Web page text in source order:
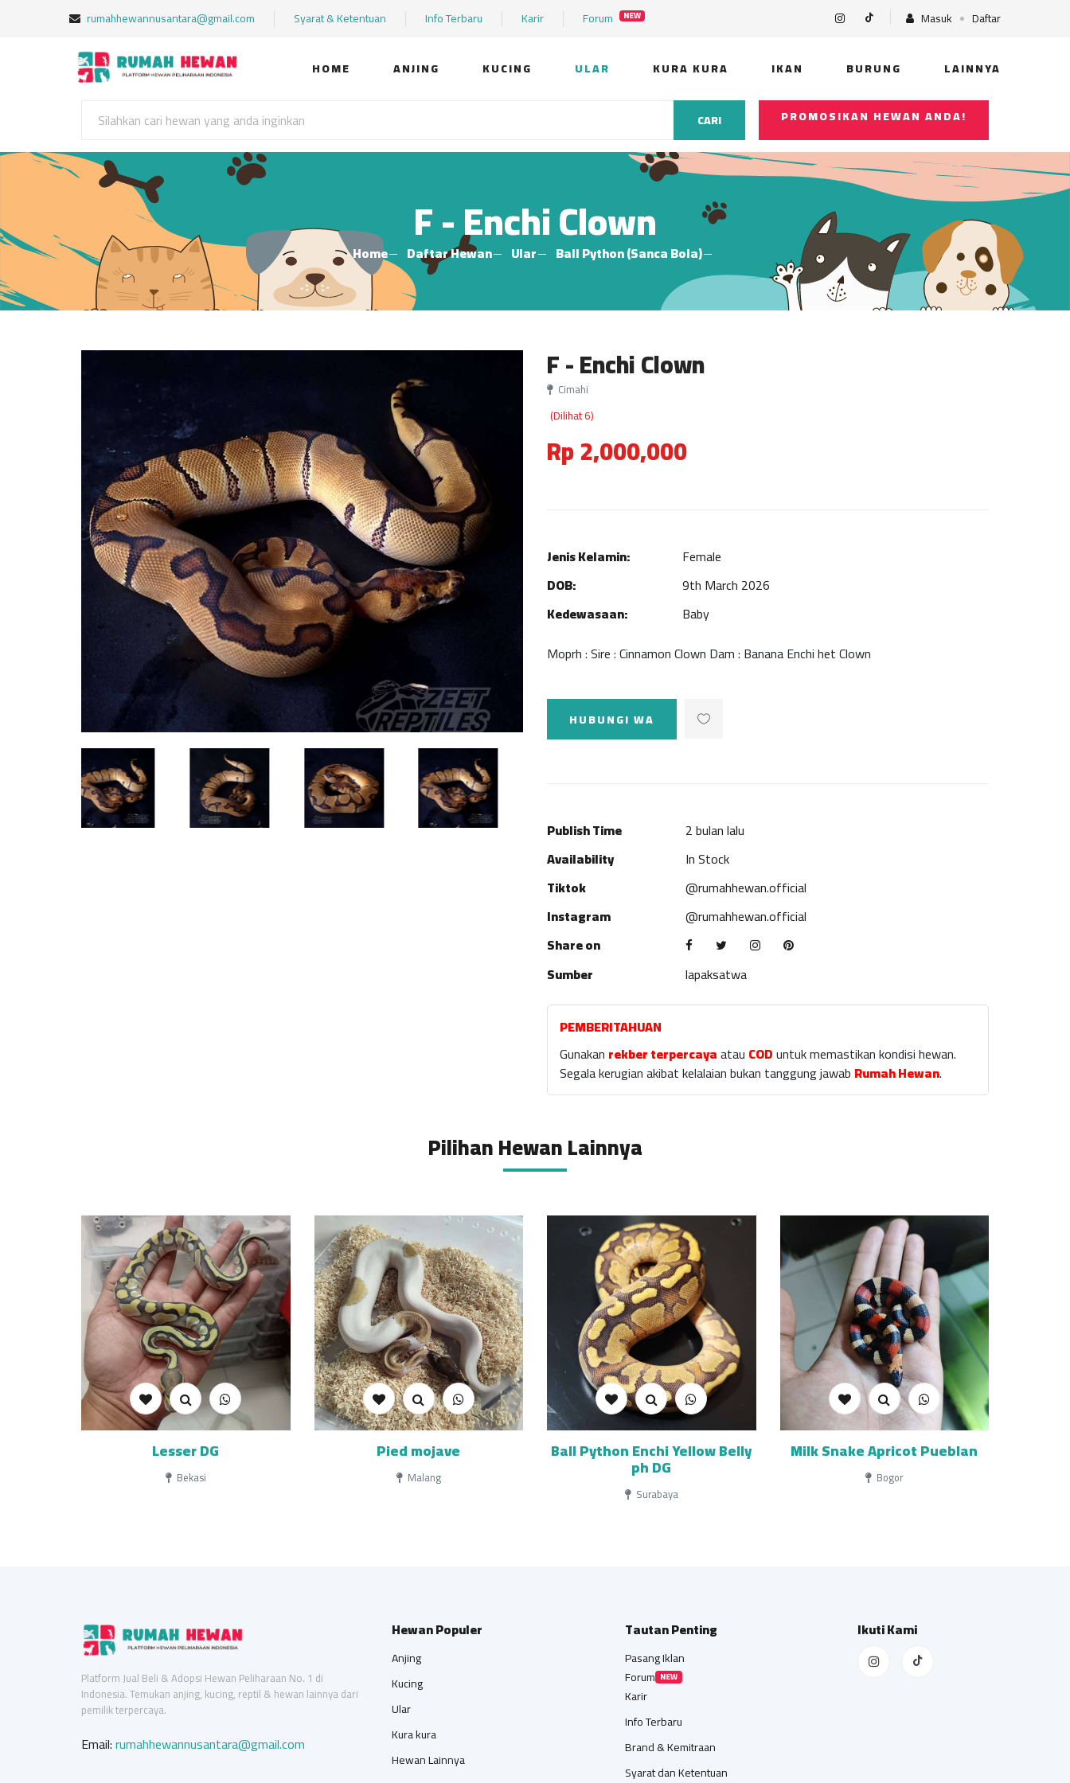
rumahhewannusantara@gmail.com Syarat & Ketentuan Info Terbaru Karir Forum NEW Masuk Daftar
HOME ANJING KUCING ULAR KURA KURA IKAN BURUNG LAINNYA
CARI PROMOSIKAN HEWAN ANDA!
F - Enchi Clown
Home Daftar Hewan Ular Ball Python (Sanca Bola)
F - Enchi Clown
Cimahi
(Dilihat 6)
Rp 2,000,000
Jenis Kelamin:
Female
DOB:
9th March 2026
Kedewasaan:
Baby
Moprh : Sire : Cinnamon Clown Dam : Banana Enchi het Clown
HUBUNGI WA
Publish Time
2 bulan lalu
Availability
In Stock
Tiktok
@rumahhewan.official
Instagram
@rumahhewan.official
Share on
Sumber
lapaksatwa
PEMBERITAHUAN
Gunakan rekber terpercayaatau CODuntuk memastikan kondisi hewan.
Segala kerugian akibat kelalaian bukan tanggung jawab Rumah Hewan.
Pilihan Hewan Lainnya
Lesser DG
Bekasi
Pied mojave
Malang
Ball Python Enchi Yellow Belly
ph DG
Surabaya
Milk Snake Apricot Pueblan
Bogor
Platform Jual Beli & Adopsi Hewan Peliharaan No. 1 di
Indonesia. Temukan anjing, kucing, reptil & hewan lainnya dari
pemilik terpercaya.
Email:rumahhewannusantara@gmail.com
Hewan Populer
Anjing
Kucing
Ular
Kura kura
Hewan Lainnya
Tautan Penting
Pasang Iklan
Forum NEW
Karir
Info Terbaru
Brand & Kemitraan
Syarat dan Ketentuan
Ikuti Kami